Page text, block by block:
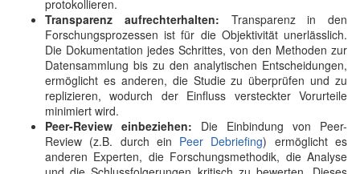
protokollieren.
Transparenz aufrechterhalten: Transparenz in den
Forschungsprozessen ist für die Objektivität unerlässlich.
Die Dokumentation jedes Schrittes, von den Methoden zur
Datensammlung bis zu den analytischen Entscheidungen,
ermöglicht es anderen, die Studie zu überprüfen und zu
replizieren, wodurch der Einfluss versteckter Vorurteile
minimiert wird.
Peer-Review einbeziehen: Die Einbindung von Peer-
Review (z.B. durch ein Peer Debriefing) ermöglicht es
anderen Experten, die Forschungsmethodik, die Analyse